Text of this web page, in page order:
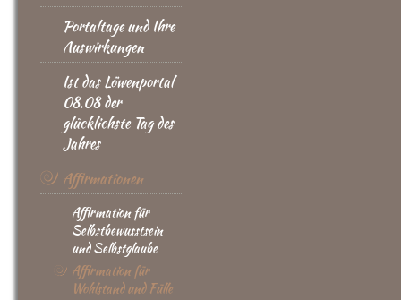
Portaltage und Ihre
Auswirkungen
Ist das Löwenportal
08.08 der
glücklichste Tag des
Jahres
Affirmationen
Affirmation für
Selbstbewusstsein
und Selbstglaube
Affirmation für
Wohlstand und Fülle